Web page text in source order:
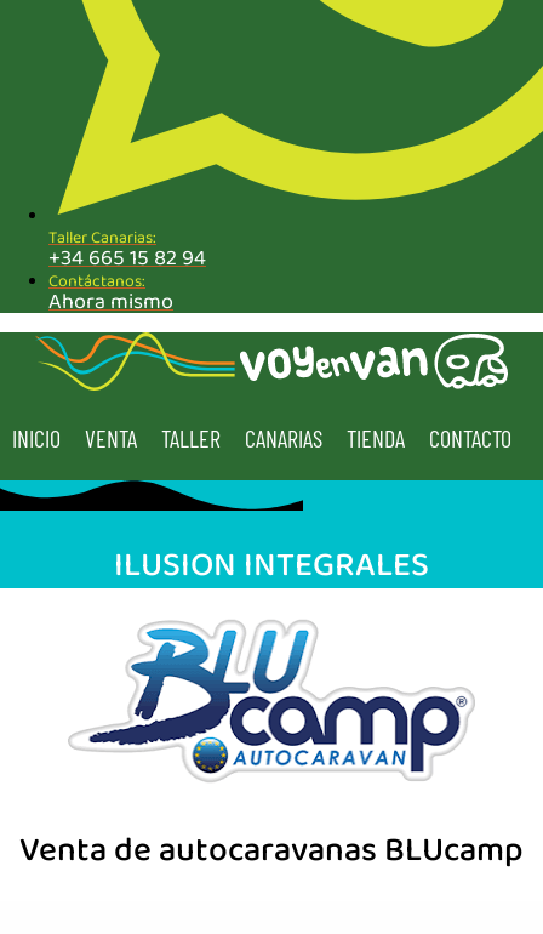
Taller Canarias:
+34 665 15 82 94
Contáctanos:
Ahora mismo
INICIO VENTA TALLER CANARIAS TIENDA CONTACTO
ILUSION INTEGRALES
Venta de autocaravanas BLUcamp